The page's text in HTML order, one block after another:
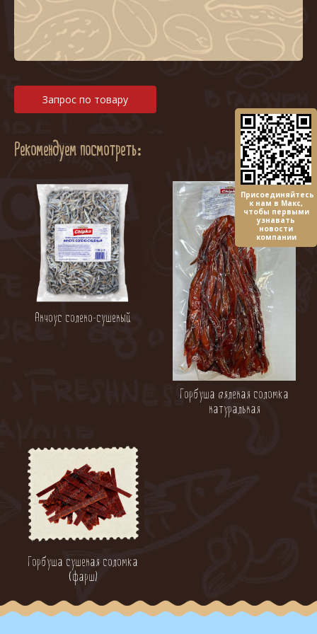
Присоединяйтесь
к нам в Макс,
чтобы первыми
узнавать
новости
компании
Запрос по товару
Рекомендуем посмотреть:
Анчоус солено-сушеный
Горбуша вяленая соломка
натуральная
Горбуша сушеная соломка
(фарш)